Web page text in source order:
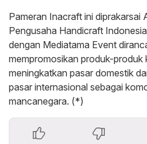
Pameran Inacraft ini diprakarsai
Pengusaha Handicraft
dengan Mediatama Event
mempromosikan produk-produk
meningkatkan pasar domestik
pasar internasional sebagai
mancanegara. (*)